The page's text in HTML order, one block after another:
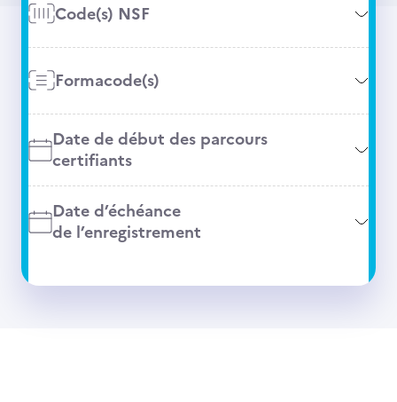
Code(s) NSF
Formacode(s)
Date de début des parcours
certifiants
Date d’échéance
de l’enregistrement